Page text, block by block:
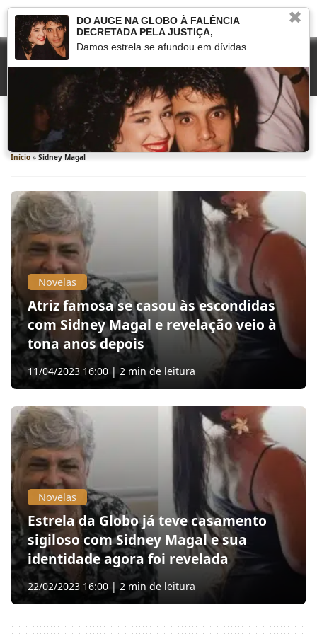
Sidney Magal
Início » Sidney Magal
Novelas
Atriz famosa se casou às escondidas
com Sidney Magal e revelação veio à
tona anos depois
11/04/2023 16:00 | 2 min de leitura
Novelas
Estrela da Globo já teve casamento
sigiloso com Sidney Magal e sua
identidade agora foi revelada
22/02/2023 16:00 | 2 min de leitura
✖
DO AUGE NA GLOBO À FALÊNCIA
DECRETADA PELA JUSTIÇA,
Damos estrela se afundou em dívidas